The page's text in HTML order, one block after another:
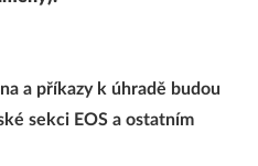
a příkazy k úhradě budou
sekci EOS a ostatním